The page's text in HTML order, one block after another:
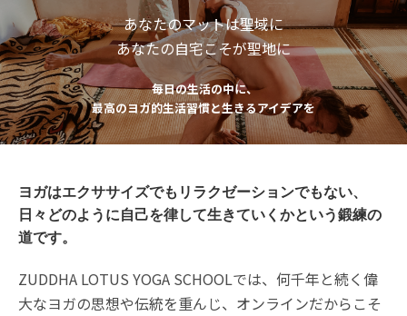
あなたのマットは聖域に
あなたの自宅こそが聖地に
毎日の生活の中に、
最高のヨガ的生活習慣と生きるアイデアを
ヨガはエクササイズでもリラクゼーションでもない、
日々どのように自己を律して生きていくかという鍛練の
道です。
ZUDDHA LOTUS YOGA SCHOOLでは、何千年と続く偉
大なヨガの思想や伝統を重んじ、オンラインだからこそ